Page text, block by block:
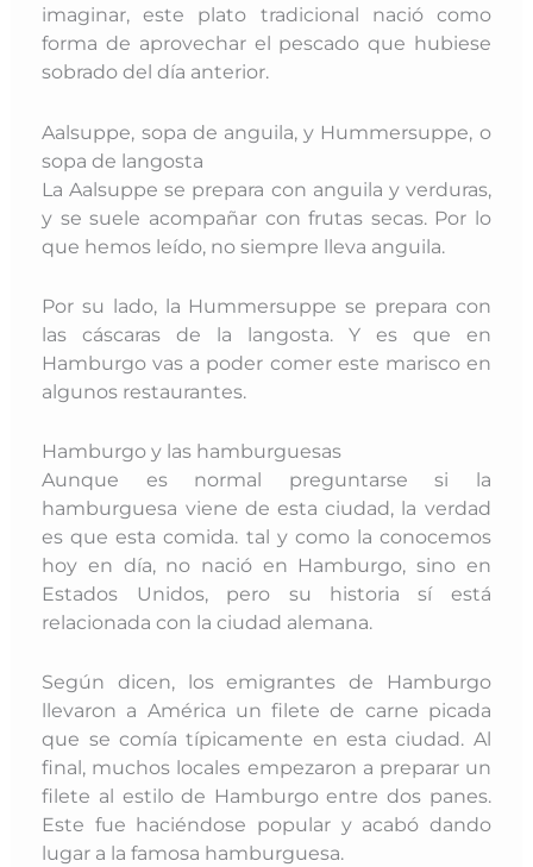
imaginar, este plato tradicional nació como
forma de aprovechar el pescado que hubiese
sobrado del día anterior.
Aalsuppe, sopa de anguila, y Hummersuppe, o
sopa de langosta
La Aalsuppe se prepara con anguila y verduras,
y se suele acompañar con frutas secas. Por lo
que hemos leído, no siempre lleva anguila.
Por su lado, la Hummersuppe se prepara con
las cáscaras de la langosta. Y es que en
Hamburgo vas a poder comer este marisco en
algunos restaurantes.
Hamburgo y las hamburguesas
Aunque es normal preguntarse si la
hamburguesa viene de esta ciudad, la verdad
es que esta comida. tal y como la conocemos
hoy en día, no nació en Hamburgo, sino en
Estados Unidos, pero su historia sí está
relacionada con la ciudad alemana.
Según dicen, los emigrantes de Hamburgo
llevaron a América un filete de carne picada
que se comía típicamente en esta ciudad. Al
final, muchos locales empezaron a preparar un
filete al estilo de Hamburgo entre dos panes.
Este fue haciéndose popular y acabó dando
lugar a la famosa hamburguesa.